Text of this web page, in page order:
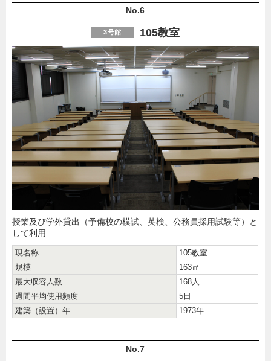
No.6
3号館 105教室
授業及び学外貸出（予備校の模試、英検、公務員採用試験等）と
して利用
現名称
105教室
規模
163㎡
最大収容人数
168人
週間平均使用頻度
5日
建築（設置）年
1973年
No.7